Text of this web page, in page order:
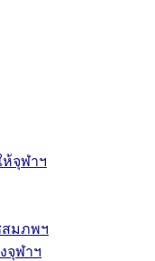
ห้จุฬาฯ
มภพฯ
จุฬาฯ